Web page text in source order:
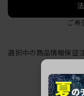
ご希
選択中の商品情報保証